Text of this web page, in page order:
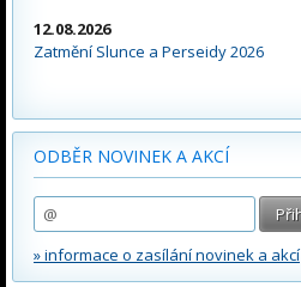
12.08.2026
Zatmění Slunce a Perseidy 2026
ODBĚR NOVINEK A AKCÍ
» informace o zasílání novinek a akcí